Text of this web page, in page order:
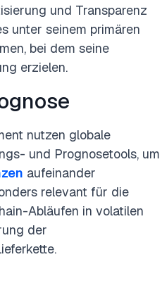
und Transparenz
unter seinem primären
bei dem seine
erzielen.
nutzen globale
und Prognosetools, um
aufeinander
relevant für die
Abläufen in volatilen
der